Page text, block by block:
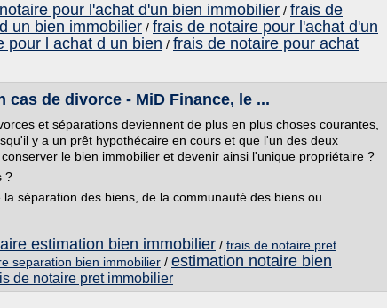
pour l'achat d'un bien immobilier / frais de
un bien immobilier / frais de notaire pour l'achat d'un
pour l achat d un bien / frais de notaire pour achat
cas de divorce - MiD Finance, le ...
et séparations deviennent de plus en plus choses courantes,
y a un prêt hypothécaire en cours et que l'un des deux
le bien immobilier et devenir ainsi l'unique propriétaire ?
?
séparation des biens, de la communauté des biens ou...
estimation bien immobilier / frais de notaire pret
separation bien immobilier / estimation notaire bien
de notaire pret immobilier